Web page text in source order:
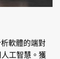
軟體的端對
工智慧。獲